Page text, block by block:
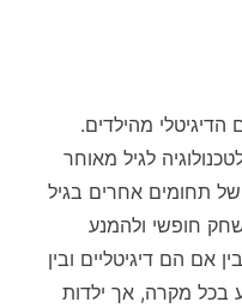
מהילדים.
לגיל מאוחר
תחומים אחרים בגיל
חופשי ולהמנע
אם הם דיגיטליים ובין
בכל מקרה, אך ילדות